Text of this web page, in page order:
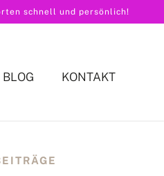
schnell und persönlich!
BLOG KONTAKT